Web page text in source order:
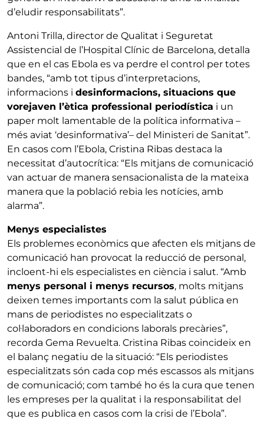
d’eludir responsabilitats”.
Antoni Trilla, director de Qualitat i Seguretat
Assistencial de l’Hospital Clínic de Barcelona, detalla
que en el cas Ebola es va perdre el control per totes
bandes, “amb tot tipus d’interpretacions,
informacions i desinformacions, situacions que
vorejaven l’ètica professional periodística i un
paper molt lamentable de la política informativa –
més aviat ‘desinformativa’– del Ministeri de Sanitat”.
En casos com l’Ebola, Cristina Ribas destaca la
necessitat d’autocrítica: “Els mitjans de comunicació
van actuar de manera sensacionalista de la mateixa
manera que la població rebia les notícies, amb
alarma”.
Menys especialistes
Els problemes econòmics que afecten els mitjans de
comunicació han provocat la reducció de personal,
incloent-hi els especialistes en ciència i salut. “Amb
menys personal i menys recursos, molts mitjans
deixen temes importants com la salut pública en
mans de periodistes no especialitzats o
col·laboradors en condicions laborals precàries”,
recorda Gema Revuelta. Cristina Ribas coincideix en
el balanç negatiu de la situació: “Els periodistes
especialitzats són cada cop més escassos als mitjans
de comunicació; com també ho és la cura que tenen
les empreses per la qualitat i la responsabilitat del
que es publica en casos com la crisi de l’Ebola”.